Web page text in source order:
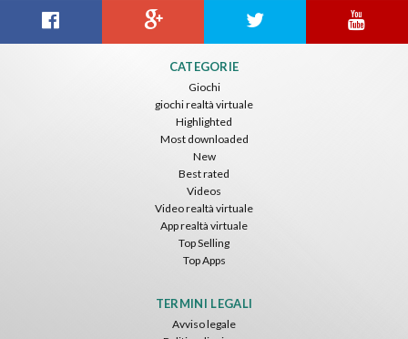
Nvía
CATEGORIE
Giochi
giochi realtà virtuale
Highlighted
Most downloaded
New
Best rated
Videos
Video realtà virtuale
App realtà virtuale
Top Selling
Top Apps
TERMINI LEGALI
Avviso legale